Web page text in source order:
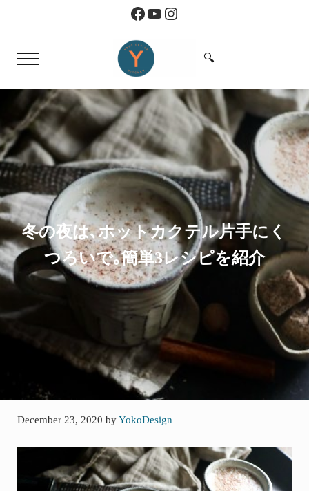
Skip to header right navigationFacebook
YouTube
Instagram
Menu
Yoko Design Kitchen
Search...
🔍
冬の夜は､ホットカクテル片手にく
つろいで｡簡単3レシピを紹介
December 23, 2020 byYokoDesign